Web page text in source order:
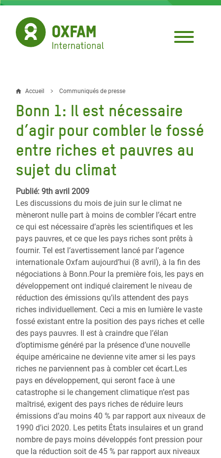
Aller
contenu
principal
Fil
d'Ariane
Accueil Communiqués de presse
Bonn 1: Il est nécessaire
d’agir pour combler le fossé
entre riches et pauvres au
sujet du climat
Publié: 9th avril 2009
Les discussions du mois de juin sur le climat ne
mèneront nulle part à moins de combler l’écart entre
ce qui est nécessaire d’après les scientifiques et les
pays pauvres, et ce que les pays riches sont prêts à
fournir. Tel est l’avertissement lancé par l’agence
internationale Oxfam aujourd’hui (8 avril), à la fin des
négociations à Bonn.Pour la première fois, les pays en
développement ont indiqué clairement le niveau de
réduction des émissions qu’ils attendent des pays
riches individuellement. Ceci a mis en lumière le vaste
fossé existant entre la position des pays riches et celle
des pays pauvres. Il est à craindre que l’élan
d’optimisme généré par la présence d’une nouvelle
équipe américaine ne devienne vite amer si les pays
riches ne parviennent pas à combler cet écart.Les
pays en développement, qui seront face à une
catastrophe si le changement climatique n’est pas
maîtrisé, exigent des pays riches de réduire leurs
émissions d’au moins 40 % par rapport aux niveaux de
1990 d’ici 2020. Les petits États insulaires et un grand
nombre de pays moins développés font pression pour
que la réduction soit de 45 % par rapport aux niveaux